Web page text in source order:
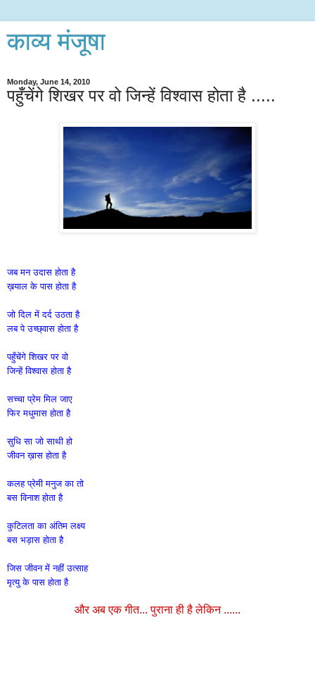
काव्य मंजूषा
Monday, June 14, 2010
पहुँचेंगे शिखर पर वो जिन्हें विश्वास होता है .....
जब मन उदास होता है
ख़याल के पास होता है
जो दिल में दर्द उठता है
लब पे उच्छ्वास होता है
पहुँचेंगे शिखर पर वो
जिन्हें विश्वास होता है
सच्चा प्रेम मिल जाए
फिर मधुमास होता है
सुधि सा जो साथी हो
जीवन ख़ास होता है
कलह प्रेमी मनुज का तो
बस विनाश होता है
कुटिलता का अंतिम लक्ष्य
बस भड़ास होता है
जिस जीवन में नहीं उत्साह
मृत्यु के पास होता है
और अब एक गीत... पुराना ही है लेकिन ......